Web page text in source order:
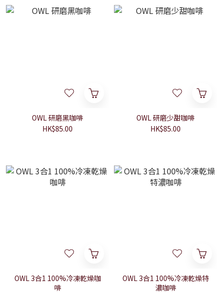
OWL 研磨黑咖啡
HK$85.00
OWL 研磨少甜咖啡
HK$85.00
OWL 3合1 100%冷凍乾燥咖
啡
OWL 3合1 100%冷凍乾燥特
濃咖啡